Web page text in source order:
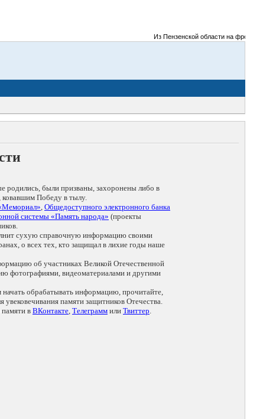
Из Пензенской области на фронты
родились, были призваны, захоронены либо в
ковавшим Победу в тылу.
, Общедоступного электронного банка
системы «Память народа» (проекты
сухую справочную информацию своими
о всех тех, кто защищал в лихие годы наше
об участниках Великой Отечественной
фотографиями, видеоматериалами и другими
обрабатывать информацию, прочитайте,
памяти защитников Отечества.
в ВКонтакте, Телеграмм или Твиттер.